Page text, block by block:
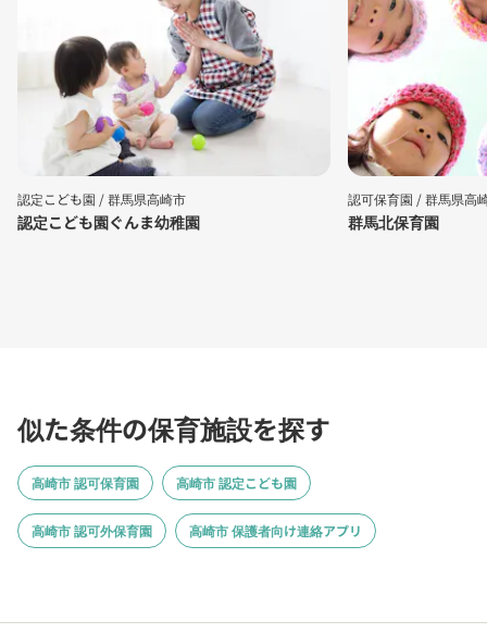
認定こども園 /群馬県高崎市
認定こども園ぐんま幼稚園
認可保育園 /群馬県高
群馬北保育園
似た条件の保育施設を探す
高崎市 認可保育園 高崎市 認定こども園
高崎市 認可外保育園 高崎市 保護者向け連絡アプリ